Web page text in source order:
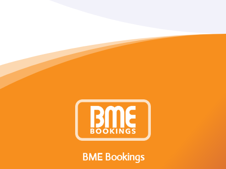
BME Bookings